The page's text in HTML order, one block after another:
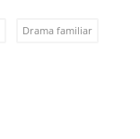
Drama familiar